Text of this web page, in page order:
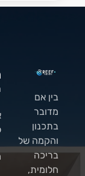
בין אם
מדובר
בתכנון
והקמה של
בריכה
חלומית,